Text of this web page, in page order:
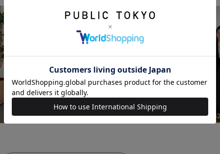
152cm 152cm